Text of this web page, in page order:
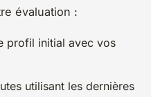
évaluation :
profil initial avec vos
utilisant les dernières